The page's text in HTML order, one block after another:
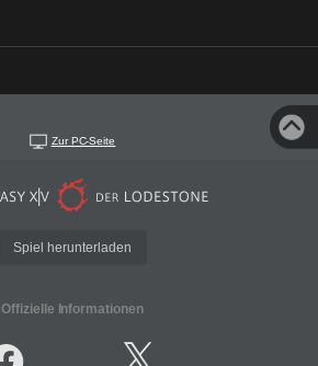
Zur PC-Seite
Spiel herunterladen
Offizielle Informationen